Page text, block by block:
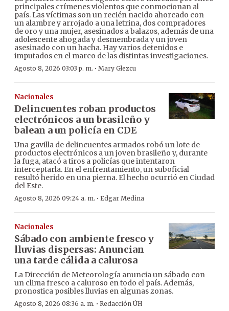
principales crímenes violentos que conmocionan al
país. Las víctimas son un recién nacido ahorcado con
un alambre y arrojado a una letrina, dos compradores
de oro y una mujer, asesinados a balazos, además de una
adolescente ahogada y desmembrada y un joven
asesinado con un hacha. Hay varios detenidos e
imputados en el marco de las distintas investigaciones.
Agosto 8, 2026 03:03 p. m. · Mary Glezcu
Nacionales
Delincuentes roban productos
electrónicos a un brasileño y
balean a un policía en CDE
Una gavilla de delincuentes armados robó un lote de
productos electrónicos a un joven brasileño y, durante
la fuga, atacó a tiros a policías que intentaron
interceptarla. En el enfrentamiento, un suboficial
resultó herido en una pierna. El hecho ocurrió en Ciudad
del Este.
Agosto 8, 2026 09:24 a. m. · Edgar Medina
Nacionales
Sábado con ambiente fresco y
lluvias dispersas: Anuncian
una tarde cálida a calurosa
La Dirección de Meteorología anuncia un sábado con
un clima fresco a caluroso en todo el país. Además,
pronostica posibles lluvias en algunas zonas.
Agosto 8, 2026 08:36 a. m. · Redacción ÚH